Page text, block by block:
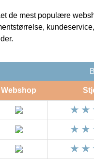
de mest populære
Webshop